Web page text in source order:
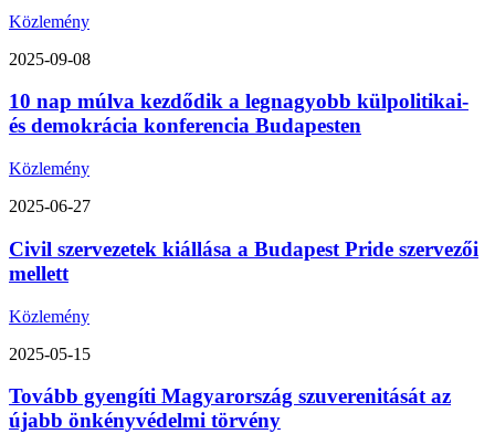
Közlemény
2025-09-08
10 nap múlva kezdődik a legnagyobb külpolitikai-
és demokrácia konferencia Budapesten
Közlemény
2025-06-27
Civil szervezetek kiállása a Budapest Pride szervezői
mellett
Közlemény
2025-05-15
Tovább gyengíti Magyarország szuverenitását az
újabb önkényvédelmi törvény